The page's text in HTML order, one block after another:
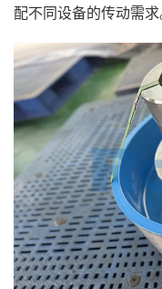
配不同设备的传动需求